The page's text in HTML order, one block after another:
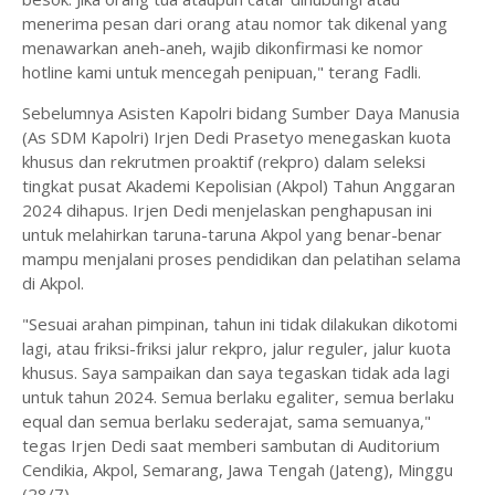
menerima pesan dari orang atau nomor tak dikenal yang
menawarkan aneh-aneh, wajib dikonfirmasi ke nomor
hotline kami untuk mencegah penipuan," terang Fadli.
Sebelumnya Asisten Kapolri bidang Sumber Daya Manusia
(As SDM Kapolri) Irjen Dedi Prasetyo menegaskan kuota
khusus dan rekrutmen proaktif (rekpro) dalam seleksi
tingkat pusat Akademi Kepolisian (Akpol) Tahun Anggaran
2024 dihapus. Irjen Dedi menjelaskan penghapusan ini
untuk melahirkan taruna-taruna Akpol yang benar-benar
mampu menjalani proses pendidikan dan pelatihan selama
di Akpol.
"Sesuai arahan pimpinan, tahun ini tidak dilakukan dikotomi
lagi, atau friksi-friksi jalur rekpro, jalur reguler, jalur kuota
khusus. Saya sampaikan dan saya tegaskan tidak ada lagi
untuk tahun 2024. Semua berlaku egaliter, semua berlaku
equal dan semua berlaku sederajat, sama semuanya,"
tegas Irjen Dedi saat memberi sambutan di Auditorium
Cendikia, Akpol, Semarang, Jawa Tengah (Jateng), Minggu